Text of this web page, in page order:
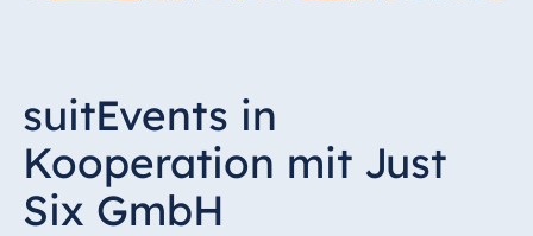
suitEvents in
Kooperation mit Just
Six GmbH